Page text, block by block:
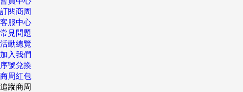
訂閱商周
客服中心
常見問題
活動總覽
加入我們
序號兌換
商周紅包
追蹤商周